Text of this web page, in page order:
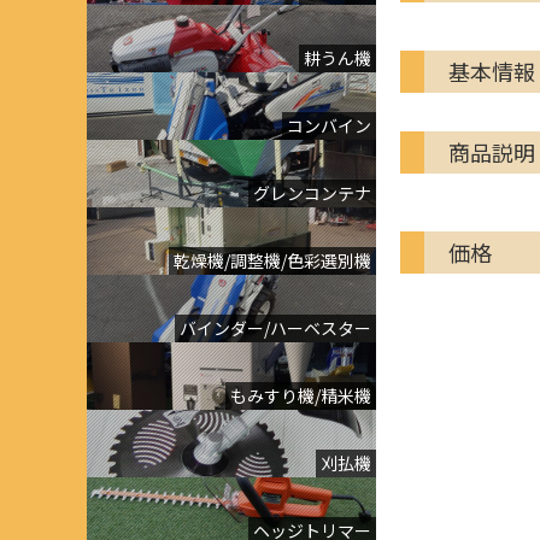
耕うん機
コンバイン
グレンコンテナ
乾燥機/調整機/色彩選別機
バインダー/ハーベスター
もみすり機/精米機
刈払機
ヘッジトリマー
基本情報
商品説明
価格